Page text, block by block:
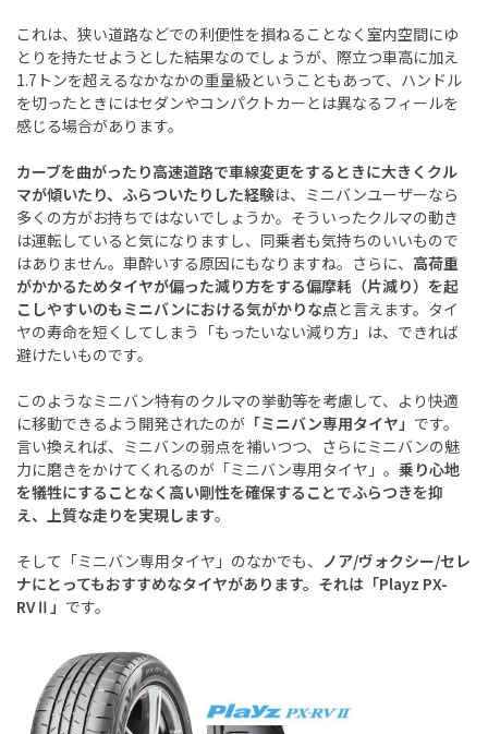
これは、狭い道路などでの利便性を損ねることなく室内空間にゆ
とりを持たせようとした結果なのでしょうが、際立つ車高に加え
1.7トンを超えるなかなかの重量級ということもあって、ハンドル
を切ったときにはセダンやコンパクトカーとは異なるフィールを
感じる場合があります。
カーブを曲がったり高速道路で車線変更をするときに大きくクル
マが傾いたり、ふらついたりした経験は、ミニバンユーザーなら
多くの方がお持ちではないでしょうか。そういったクルマの動き
は運転していると気になりますし、同乗者も気持ちのいいもので
はありません。車酔いする原因にもなりますね。さらに、 高荷重
がかかるためタイヤが偏った減り方をする偏摩耗（片減り）を起
こしやすいのもミニバンにおける気がかりな点 と言えます。タイ
ヤの寿命を短くしてしまう「もったいない減り方」は、できれば
避けたいものです。
このようなミニバン特有のクルマの挙動等を考慮して、より快適
に移動できるよう開発されたのが 「ミニバン専用タイヤ」 です。
言い換えれば、ミニバンの弱点を補いつつ、さらにミニバンの魅
力に磨きをかけてくれるのが「ミニバン専用タイヤ」。 乗り心地
を犠牲にすることなく高い剛性を確保することでふらつきを抑
え、上質な走りを実現します。
そして「ミニバン専用タイヤ」のなかでも、 ノア/ヴォクシー/セレ
ナにとってもおすすめなタイヤがあります。それは「Playz PX-
RVⅡ」 です。